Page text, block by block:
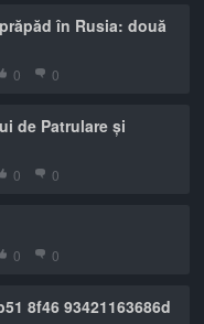
în Rusia: două
0 0
de Patrulare și
0 0
0 0
8f46 93421163686d